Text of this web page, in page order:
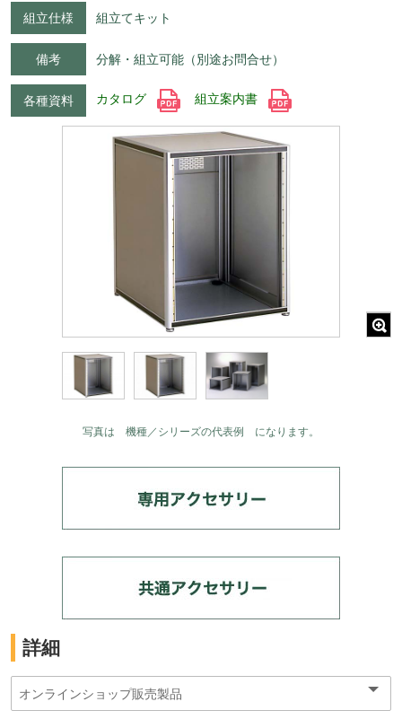
組立仕様 組立てキット
備考 分解・組立可能（別途お問合せ）
各種資料 カタログ 組立案内書
写真は 機種／シリーズの代表例 になります。
詳細